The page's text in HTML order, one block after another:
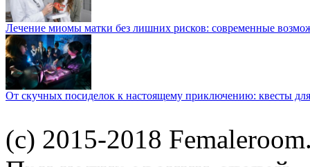
Лечение миомы матки без лишних рисков: современные
От скучных посиделок к настоящему приключению: квесты
(c) 2015-2018